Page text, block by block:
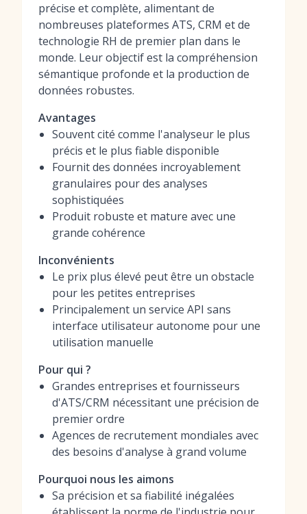
précise et complète, alimentant de
nombreuses plateformes ATS, CRM et de
technologie RH de premier plan dans le
monde. Leur objectif est la compréhension
sémantique profonde et la production de
données robustes.
Avantages
Souvent cité comme l'analyseur le plus
précis et le plus fiable disponible
Fournit des données incroyablement
granulaires pour des analyses
sophistiquées
Produit robuste et mature avec une
grande cohérence
Inconvénients
Le prix plus élevé peut être un obstacle
pour les petites entreprises
Principalement un service API sans
interface utilisateur autonome pour une
utilisation manuelle
Pour qui ?
Grandes entreprises et fournisseurs
d'ATS/CRM nécessitant une précision de
premier ordre
Agences de recrutement mondiales avec
des besoins d'analyse à grand volume
Pourquoi nous les aimons
Sa précision et sa fiabilité inégalées